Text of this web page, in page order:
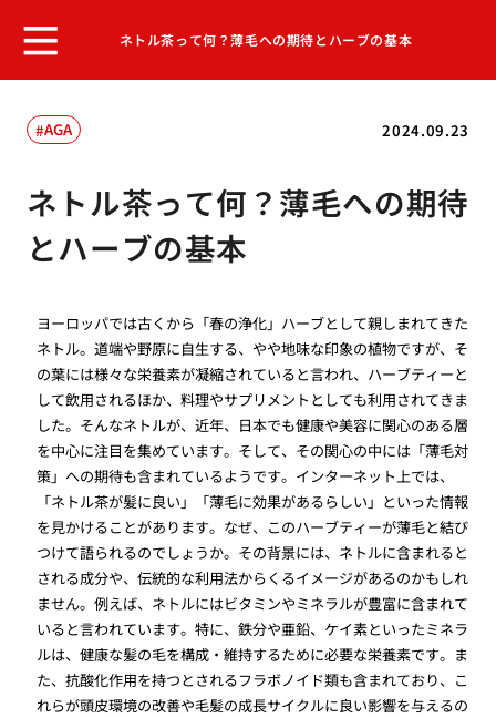
ネトル茶って何？薄毛への期待とハーブの基本
2024.09.23
AGA
ネトル茶って何？薄毛への期待
とハーブの基本
ヨーロッパでは古くから「春の浄化」ハーブとして親しまれてきた
ネトル。道端や野原に自生する、やや地味な印象の植物ですが、そ
の葉には様々な栄養素が凝縮されていると言われ、ハーブティーと
して飲用されるほか、料理やサプリメントとしても利用されてきま
した。そんなネトルが、近年、日本でも健康や美容に関心のある層
を中心に注目を集めています。そして、その関心の中には「薄毛対
策」への期待も含まれているようです。インターネット上では、
「ネトル茶が髪に良い」「薄毛に効果があるらしい」といった情報
を見かけることがあります。なぜ、このハーブティーが薄毛と結び
つけて語られるのでしょうか。その背景には、ネトルに含まれると
される成分や、伝統的な利用法からくるイメージがあるのかもしれ
ません。例えば、ネトルにはビタミンやミネラルが豊富に含まれて
いると言われています。特に、鉄分や亜鉛、ケイ素といったミネラ
ルは、健康な髪の毛を構成・維持するために必要な栄養素です。ま
た、抗酸化作用を持つとされるフラボノイド類も含まれており、こ
れらが頭皮環境の改善や毛髪の成長サイクルに良い影響を与えるの